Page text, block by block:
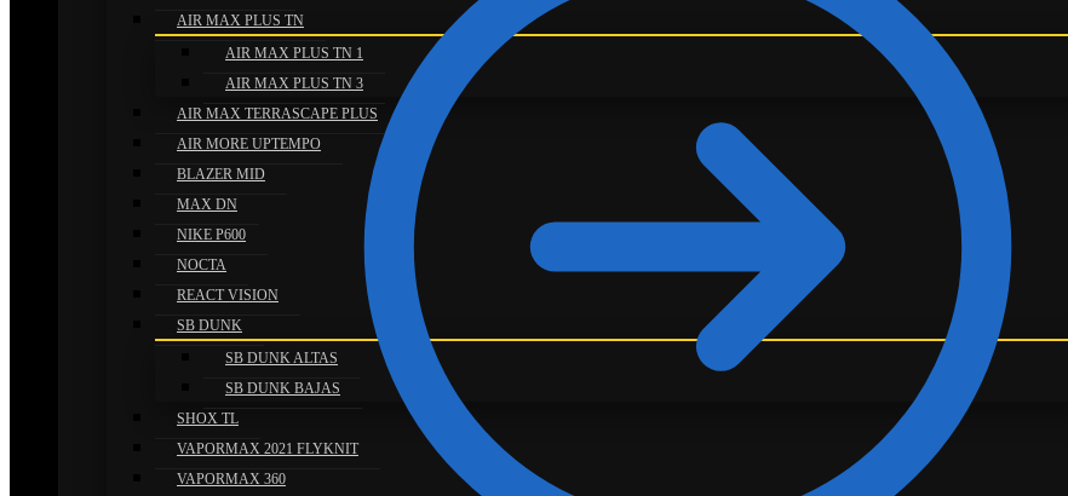
AIR MAX PLUS TN
AIR MAX PLUS TN 1
AIR MAX PLUS TN 3
AIR MAX TERRASCAPE PLUS
AIR MORE UPTEMPO
BLAZER MID
MAX DN
NIKE P600
NOCTA
REACT VISION
SB DUNK
SB DUNK ALTAS
SB DUNK BAJAS
SHOX TL
VAPORMAX 2021 FLYKNIT
VAPORMAX 360